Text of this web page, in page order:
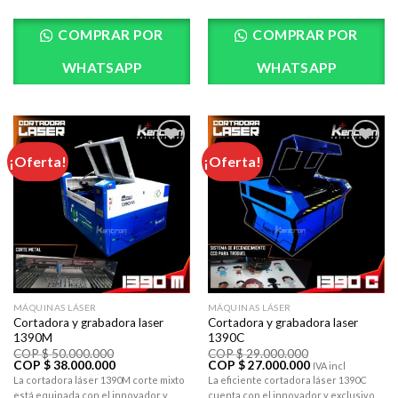
COMPRAR POR
WHATSAPP
COMPRAR POR
WHATSAPP
¡Oferta!
AÃ±adir
a la lista
de
deseos
MÁQUINAS LÁSER
Cortadora y grabadora laser
1390M
COP $50.000.000
El
precio
original
COP $38.000.000El
precio
actual
La cortadora láser 1390M corte mixto
está equipada con el innovador y
¡Oferta!
AÃ±adir
a la lista
MÁQUINAS LÁSER
Cortadora y grabadora laser
1390C
COP $29.000.000
El
precio
original
COP $27.000.000El
precio
actual
IVA incl
La eficiente cortadora láser 1390C
cuenta con el innovador y exclusivo